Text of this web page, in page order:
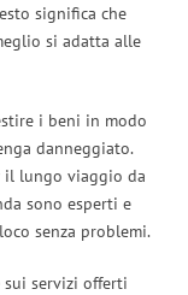
significa che
si adatta alle
i beni in modo
danneggiato.
il lungo viaggio da
sono esperti e
senza problemi.
servizi offerti